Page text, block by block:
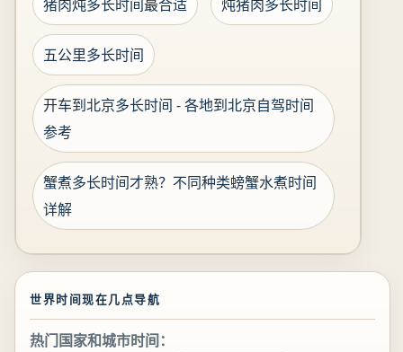
猪肉炖多长时间最合适 炖猪肉多长时间
五公里多长时间
开车到北京多长时间 - 各地到北京自驾时间
参考
蟹煮多长时间才熟？不同种类螃蟹水煮时间
详解
世界时间现在几点导航
热门国家和城市时间：